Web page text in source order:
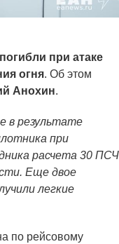
погибли при атаке
огня. Об этом
Анохин.
в результате
при
расчета 30 ПСЧ
Еще двое
легкие
по рейсовому